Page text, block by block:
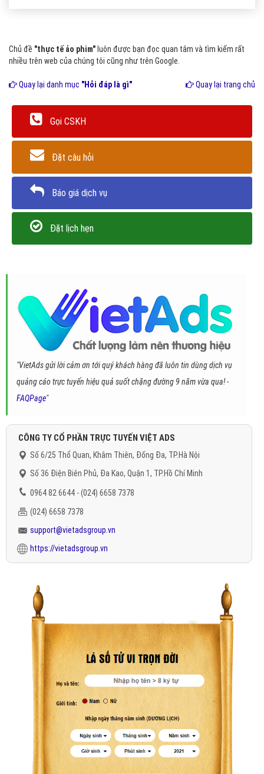
Chủ đề "thực tế ảo phim" luôn được bạn đọc quan tâm và tìm kiếm rất
nhiều trên web của chúng tôi cũng như trên Google.
Quay lại danh mục "Hỏi đáp là gì" Quay lại trang chủ
Gọi CSKH
Đặt câu hỏi
Báo giá dịch vụ
Đặt lịch hẹn
"VietAds gửi lời cảm ơn tới quý khách hàng đã luôn tin dùng dịch vụ
quảng cáo trực tuyến hiệu quả suốt chặng đường 9 năm vừa qua! -
FAQPage"
CÔNG TY CỔ PHẦN TRỰC TUYẾN VIỆT ADS
Số 6/25 Thổ Quan, Khâm Thiên, Đống Đa, TP.Hà Nội
Số 36 Điện Biên Phủ, Đa Kao, Quận 1, TP.Hồ Chí Minh
0964 82 6644 - (024) 6658 7378
(024) 6658 7378
support@vietadsgroup.vn
https://vietadsgroup.vn